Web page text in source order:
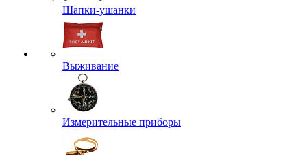
Шапки-ушанки
Выживание
Измерительные приборы